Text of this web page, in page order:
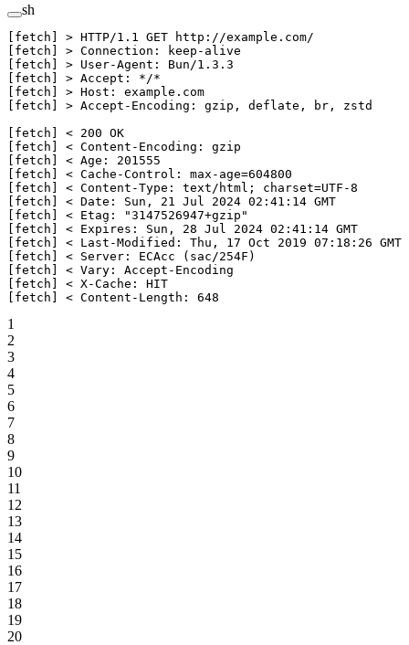
sh
[fetch] > HTTP/1.1 GET http://example.com/
[fetch] > Connection: keep-alive
[fetch] > User-Agent: Bun/1.3.3
[fetch] > Accept: * /*
[fetch] > Host: example.com
[fetch] > Accept-Encoding: gzip, deflate, br, zstd
[fetch] < 200 OK
[fetch] < Content-Encoding: gzip
[fetch] < Age: 201555
[fetch] < Cache-Control: max-age=604800
[fetch] < Content-Type: text/html; charset=UTF-8
[fetch] < Date: Sun, 21 Jul 2024 02:41:14 GMT
[fetch] < Etag:
"3147526947+gzip"
[fetch] < Expires: Sun, 28 Jul 2024 02:41:14 GMT
[fetch] < Last-Modified: Thu, 17 Oct 2019 07:18:26 GMT
[fetch] < Server: ECAcc ( sac/254F )
[fetch] < Vary: Accept-Encoding
[fetch] < X-Cache: HIT
[fetch] < Content-Length: 648
1
2
3
4
5
6
7
8
9
10
11
12
13
14
15
16
17
18
19
20